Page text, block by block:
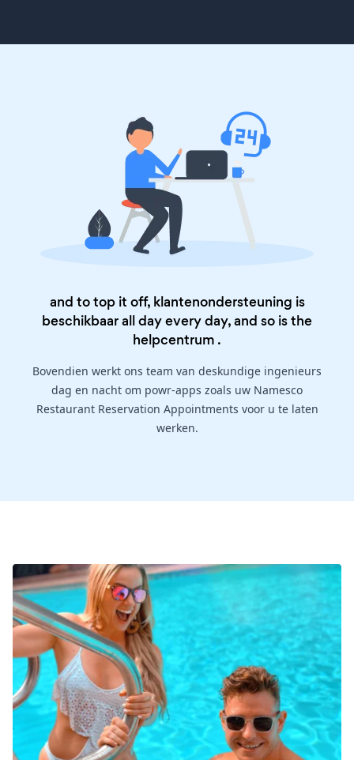
and to top it off, klantenondersteuning is
beschikbaar all day every day, and so is the
helpcentrum .
Bovendien werkt ons team van deskundige ingenieurs
dag en nacht om powr-apps zoals uw Namesco
Restaurant Reservation Appointments voor u te laten
werken.